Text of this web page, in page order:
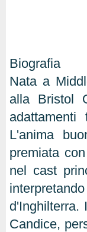
Biografia
Nata a
alla Bristol
L'anima
premiata
nel cast
d'Inghilterra.
Candice,